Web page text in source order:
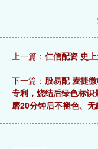
上一篇： 仁信配资 史
下一篇： 股易配 麦捷
专利，烧结后绿色标
磨20分钟后不褪色、无